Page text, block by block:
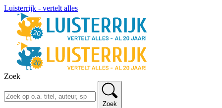
Luisterrijk - vertelt alles
Zoek
Zoek